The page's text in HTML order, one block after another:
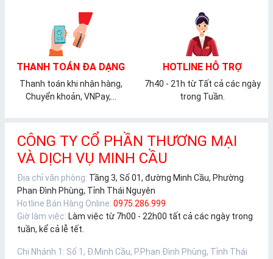
THANH TOÁN ĐA DẠNG
Thanh toán khi nhận hàng,
Chuyển khoản, VNPay,...
HOTLINE HỖ TRỢ
7h40 - 21h từ Tất cả các ngày
trong Tuần.
CÔNG TY CỔ PHẦN THƯƠNG MẠI
VÀ DỊCH VỤ MINH CẦU
Địa chỉ văn phòng: Tầng 3, Số 01, đường Minh Cầu, Phường
Phan Đình Phùng, Tỉnh Thái Nguyên
Hotline Bán Hàng Online: 0975.286.999
Giờ làm việc: Làm việc từ 7h00 - 22h00 tất cả các ngày trong
tuần, kể cả lễ tết.
Chi Nhánh 1 : Số 1, Đ.Minh Cầu, P.Phan Đình Phùng, Tỉnh Thái